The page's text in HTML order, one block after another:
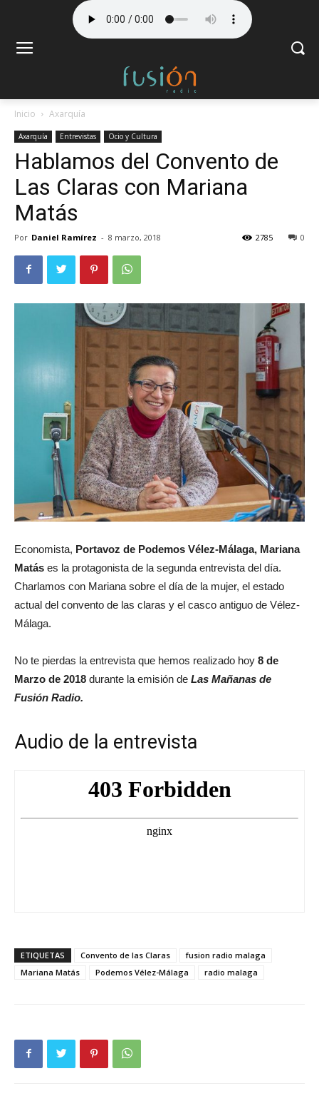
Inicio Axarquía
Axarquía Entrevistas Ocio y Cultura
Hablamos del Convento de
Las Claras con Mariana
Matás
Por Daniel Ramírez - 8 marzo, 2018 0
2785
Economista, Portavoz de Podemos Vélez-Málaga, Mariana
Matás es la protagonista de la segunda entrevista del día.
Charlamos con Mariana sobre el día de la mujer, el estado
actual del convento de las claras y el casco antiguo de Vélez-
Málaga.
No te pierdas la entrevista que hemos realizado hoy 8 de
Marzo de 2018 durante la emisión de Las Mañanas de
Fusión Radio.
Audio de la entrevista
ETIQUETAS Convento de las Claras
fusion radio malaga
Mariana Matás
Podemos Vélez-Málaga radio malaga